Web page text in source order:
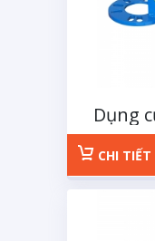
Dụng
chắn
CHI TIẾT